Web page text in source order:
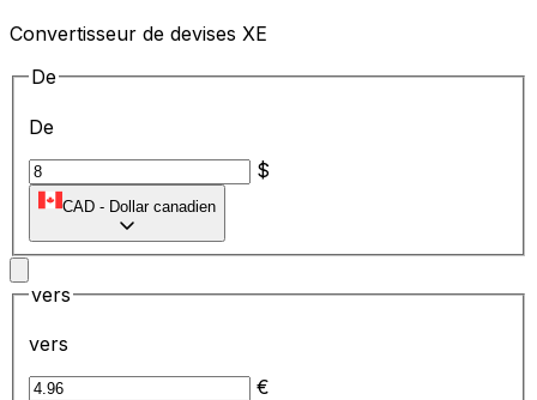
Convertisseur de devises XE
De
De
$
CAD - Dollar canadien
vers
vers
€